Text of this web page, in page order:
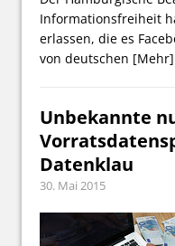
Informationsfreiheit
erlassen, die es
von deutschen [Mehr]
Unbekannte
Datenklau
30. Mai 2015